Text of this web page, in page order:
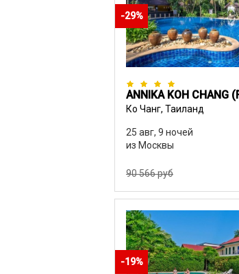
-29%
Ко Чанг, Таиланд
25 авг, 9 ночей
из Москвы
90 566 руб
-19%